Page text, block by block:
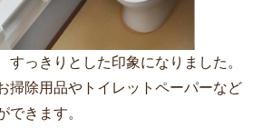
すっきりとした印象になりました。
掃除用品やトイレットペーパーなど
できます。